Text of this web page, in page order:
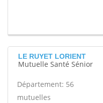
LE RUYET LORIENT
Mutuelle Santé Sénior
Département: 56
mutuelles